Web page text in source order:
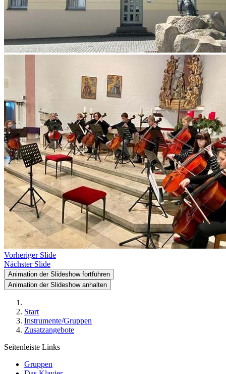
Vorheriger Slide
Nächster Slide
Animation der Slideshow fortführen
Animation der Slideshow anhalten
Start
Instrumente/Gruppen
Zusatzangebote
Seitenleiste Links
Gruppen